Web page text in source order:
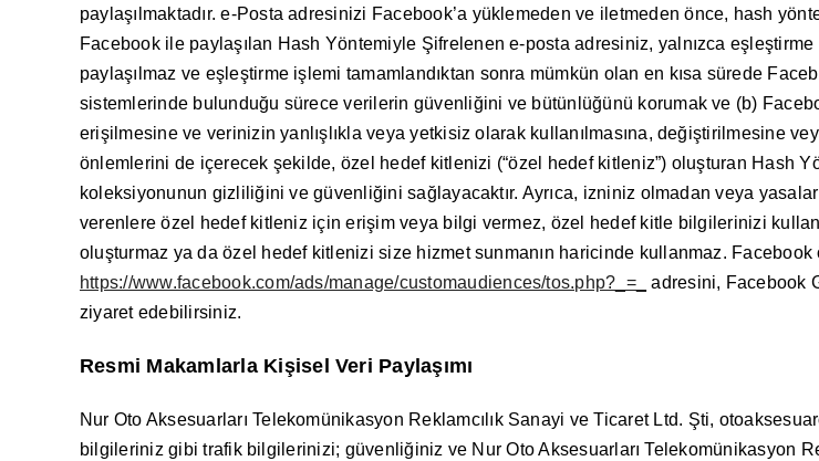
paylaşılmaktadır. e-Posta adresinizi Facebook’a yüklemeden ve iletmeden önce, hash
Facebook ile paylaşılan Hash Yöntemiyle Şifrelenen e-posta adresiniz, yalnızca
paylaşılmaz ve eşleştirme işlemi tamamlandıktan sonra mümkün olan en kısa sürede
sistemlerinde bulunduğu sürece verilerin güvenliğini ve bütünlüğünü korumak ve (b)
erişilmesine ve verinizin yanlışlıkla veya yetkisiz olarak kullanılmasına, değiştirilmesine
önlemlerini de içerecek şekilde, özel hedef kitlenizi (“özel hedef kitleniz”) oluşturan Hash
koleksiyonunun gizliliğini ve güvenliğini sağlayacaktır. Ayrıca, izniniz olmadan veya
verenlere özel hedef kitleniz için erişim veya bilgi vermez, özel hedef kitle bilgilerinizi
oluşturmaz ya da özel hedef kitlenizi size hizmet sunmanın haricinde kullanmaz.
https://www.facebook.com/ads/manage/customaudiences/tos.php?_=_
adresini, Facebook
ziyaret edebilirsiniz.
Resmi Makamlarla Kişisel Veri Paylaşımı
Nur Oto Aksesuarları Telekomünikasyon Reklamcılık Sanayi ve Ticaret Ltd. Şti,
bilgileriniz gibi trafik bilgilerinizi; güvenliğiniz ve Nur Oto Aksesuarları Telekomünikasyon